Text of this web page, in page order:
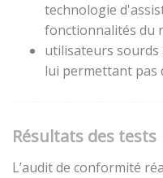
technologie
fonctionnalités du
utilisateurs sourds
lui permettant pas
Résultats des tests
L’audit de conformité